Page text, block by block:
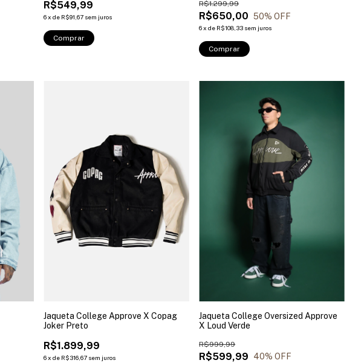
R$549,99
6xde R$91,67 sem juros
Comprar
R$650,00
R$1.299,99
50% OFF
6xde R$108,33 sem juros
Comprar
Jaqueta College Approve X Copag
Joker Preto
R$1.899,99
6xde R$316,67 sem juros
Jaqueta College Oversized Approve
X Loud Verde
R$599,99
R$999,99
40% OFF